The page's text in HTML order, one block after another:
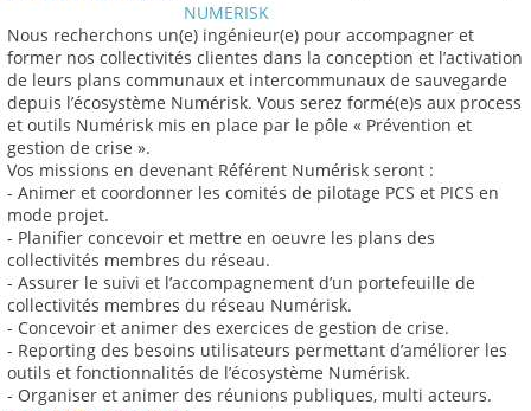
NUMERISK
Nous recherchons un(e) ingénieur(e) pour accompagner et
former nos collectivités clientes dans la conception et l’activation
de leurs plans communaux et intercommunaux de sauvegarde
depuis l’écosystème Numérisk. Vous serez formé(e)s aux process
et outils Numérisk mis en place par le pôle « Prévention et
gestion de crise ».
Vos missions en devenant Référent Numérisk seront :
- Animer et coordonner les comités de pilotage PCS et PICS en
mode projet.
- Planifier concevoir et mettre en oeuvre les plans des
collectivités membres du réseau.
- Assurer le suivi et l’accompagnement d’un portefeuille de
collectivités membres du réseau Numérisk.
- Concevoir et animer des exercices de gestion de crise.
- Reporting des besoins utilisateurs permettant d’améliorer les
outils et fonctionnalités de l’écosystème Numérisk.
- Organiser et animer des réunions publiques, multi acteurs.